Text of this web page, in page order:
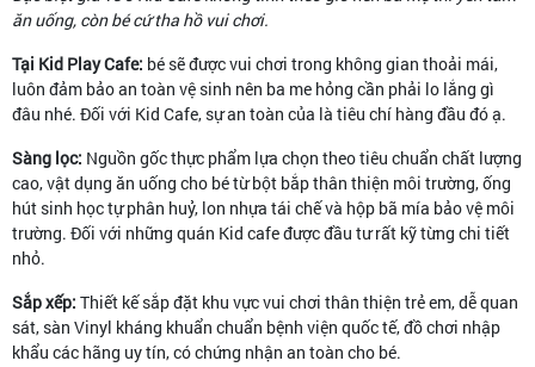
ăn uống, còn bé cứ tha hồ vui chơi.
Tại Kid Play Cafe: bé sẽ được vui chơi trong không gian thoải mái,
luôn đảm bảo an toàn vệ sinh nên ba me hỏng cần phải lo lắng gì
đâu nhé. Đối với Kid Cafe, sự an toàn của là tiêu chí hàng đầu đó ạ.
Sàng lọc: Nguồn gốc thực phẩm lựa chọn theo tiêu chuẩn chất lượng
cao, vật dụng ăn uống cho bé từ bột bắp thân thiện môi trường, ống
hút sinh học tự phân huỷ, lon nhựa tái chế và hộp bã mía bảo vệ môi
trường. Đối với những quán Kid cafe được đầu tư rất kỹ từng chi tiết
nhỏ.
Sắp xếp: Thiết kế sắp đặt khu vực vui chơi thân thiện trẻ em, dễ quan
sát, sàn Vinyl kháng khuẩn chuẩn bệnh viện quốc tế, đồ chơi nhập
khẩu các hãng uy tín, có chứng nhận an toàn cho bé.